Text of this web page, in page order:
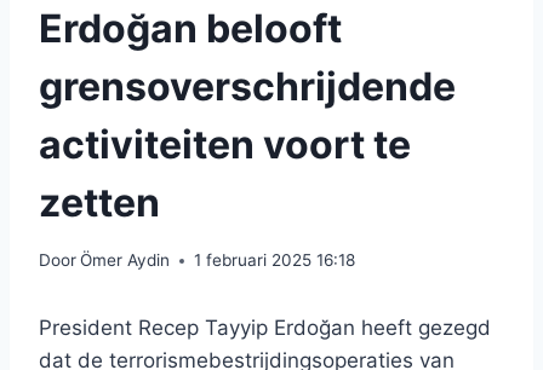
Erdoğan belooft
grensoverschrijdende
activiteiten voort te
zetten
DoorÖmer Aydin 1 februari 2025 16:18
President Recep Tayyip Erdoğan heeft gezegd
dat de terrorismebestrijdingsoperaties van